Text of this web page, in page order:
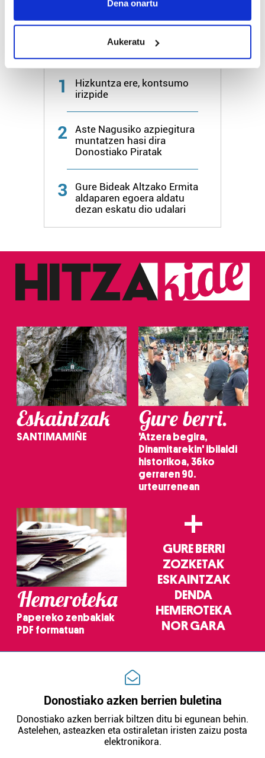
Identify your device by actively scanning it for
specific characteristics (fingerprinting)
and set your preferences in thedetails section
prozesatzen ditugu, zure IP zenbakia, besteak beste,
teknologia erabiliz, cookieak adibidez, iragarki eta eduki
produktuak garatzeko. Zure datuak nork eta zertarako
erabiltzen dituen hauta dezakezu.
Bazkide batzuek ez dizute baimenik eskatzen, eta beren
duten interes legitimoa eta horren aurka nola egin
dezakezun ikusteko.
buruzko informazio gehiago eta ezarri zure lehentasunak
datuen atalean. Edozein unetan alda edo ken dezakezu
zure baimena Cookieen adierazpenean.
Webgune honek cookie propioak eta hirugarrenen cookie-
fitxategiak erabiltzen ditu. Zure esperientzia eta
zerbitzuak hobetzeko asmoz, cookie teknologiaz
baliatzen gara. Ohar hau onartuz gero, teknologia hori
erabiltzeko baimen esplizitua ematen diguzu. Gehiago
Dena onartu
Aukeratu
HARTU HITZA
1
Hizkuntza ere, kontsumo
irizpide
2
Aste Nagusiko azpiegitura
muntatzen hasi dira
Donostiako Piratak
3
Gure Bideak Altzako Ermita
aldaparen egoera aldatu
dezan eskatu dio udalari
Eskaintzak
SANTIMAMIÑE
Gure berri.
'Atzera begira,
Dinamitarekin' ibilaldi
historikoa, 36ko
gerraren 90.
urteurrenean
Hemeroteka
Papereko zenbakiak
PDF formatuan
+
GURE BERRI
ZOZKETAK
ESKAINTZAK
DENDA
HEMEROTEKA
NOR GARA
Donostiako azken berrien buletina
Donostiako azken berriak biltzen ditu bi egunean behin.
Astelehen, asteazken eta ostiraletan iristen zaizu posta
elektronikora.